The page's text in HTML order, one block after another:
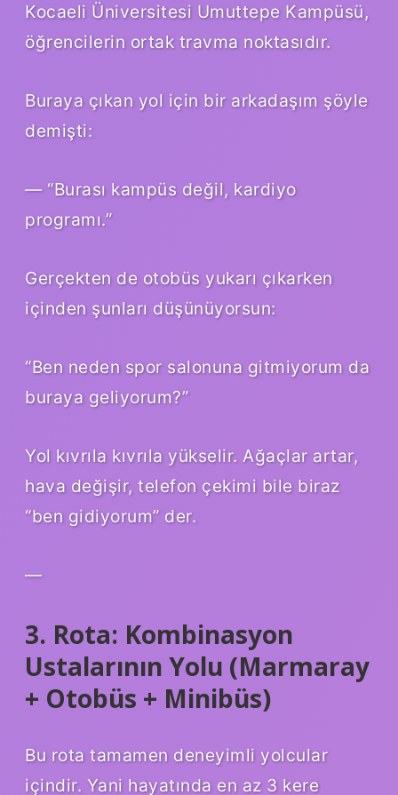
Kocaeli Üniversitesi Umuttepe Kampüsü,
öğrencilerin ortak travma noktasıdır.
Buraya çıkan yol için bir arkadaşım şöyle
demişti:
— “Burası kampüs değil, kardiyo
programı.”
Gerçekten de otobüs yukarı çıkarken
içinden şunları düşünüyorsun:
“Ben neden spor salonuna gitmiyorum da
buraya geliyorum?”
Yol kıvrıla kıvrıla yükselir. Ağaçlar artar,
hava değişir, telefon çekimi bile biraz
“ben gidiyorum” der.
—
3. Rota: Kombinasyon
Ustalarının Yolu (Marmaray
+ Otobüs + Minibüs)
Bu rota tamamen deneyimli yolcular
içindir. Yani hayatında en az 3 kere